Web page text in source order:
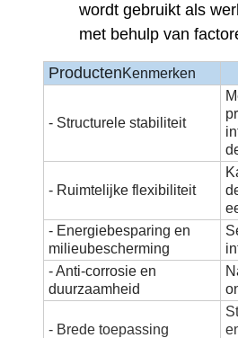
wordt gebruikt als
met behulp van
ProductenKenmerken
- Structurele stabiliteit
- Ruimtelijke flexibiliteit
- Energiebesparing en
milieubescherming
- Anti-corrosie en
duurzaamheid
- Brede toepassing